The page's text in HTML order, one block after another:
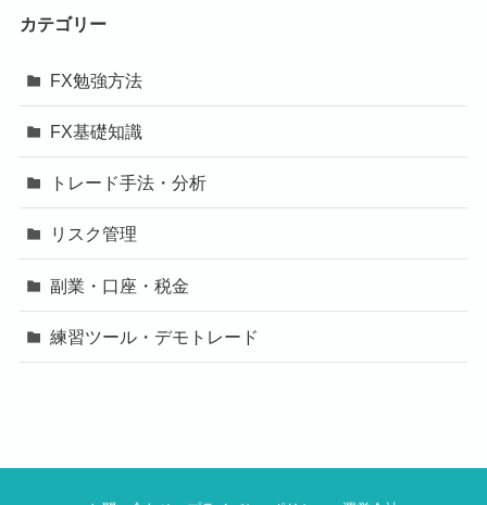
カテゴリー
FX勉強方法
FX基礎知識
トレード手法・分析
リスク管理
副業・口座・税金
練習ツール・デモトレード